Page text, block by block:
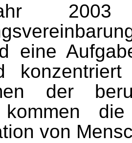
2003
eine
der
kommen
von